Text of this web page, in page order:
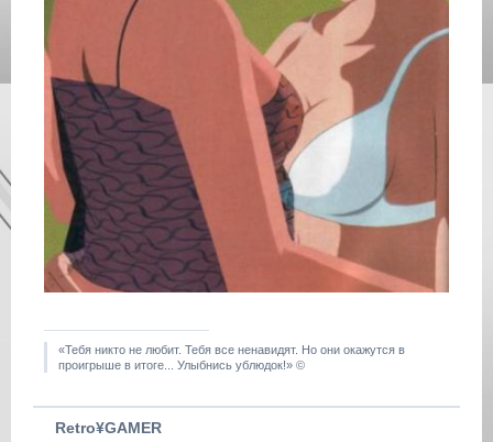
«Тебя никто не любит. Тебя все ненавидят. Но они окажутся в
проигрыше в итоге... Улыбнись ублюдок!» ©
Retro¥GAMER